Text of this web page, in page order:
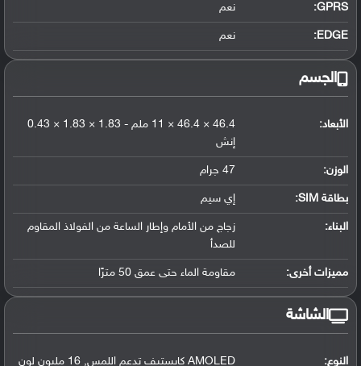
GPRS: نعم
EDGE: نعم
الجسم
الأبعاد:
46.4 × 46.4 × 11 ملم - 1.83 × 1.83 × 0.43
إنش
الوزن: 47 جرام
بطاقة SIM: إي سيم
البناء:
زجاج من الأمام وإطار الساعة من الفولاذ المقاوم
للصدأ
مميزات أخرى: مقاومة الماء حتى عمق 50 مترًا
الشاشة
النوع: AMOLED كابستيف تدعم اللمس, 16 مليون لون